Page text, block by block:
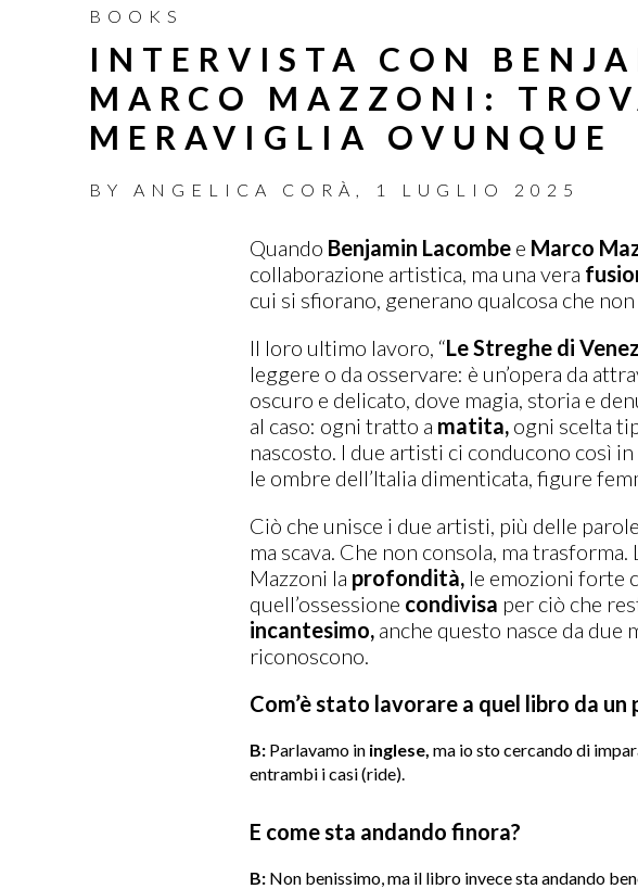
BOOKS
INTERVISTA CON
MARCO MAZZONI:
MERAVIGLIA OVUNQUE
BY ANGELICA CORÀ , 1 LUGLIO 2025
Quando Benjamin Lacombee Marco
collaborazione artistica, ma una vera
cui si sfiorano, generano qualcosa che
Il loro ultimo lavoro, “Le Streghe di
leggere o da osservare: è un’opera da
oscuro e delicato, dove magia, storia e
al caso: ogni tratto a matita,ogni scelta
nascosto. I due artisti ci conducono così in
le ombre dell’Italia dimenticata, figure
Ciò che unisce i due artisti, più delle
ma scava. Che non consola, ma trasforma.
Mazzoni la profondità,le emozioni forte
quell’ossessione condivisa per ciò che
incantesimo,anche questo nasce da due
riconoscono.
Com’è stato lavorare a quel libro da
B:Parlavamo in inglese, ma io sto cercando di
entrambi i casi (ride).
E come sta andando finora?
B:Non benissimo, ma il libro invece sta andando